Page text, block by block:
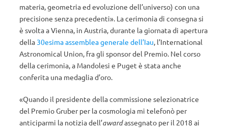
materia, geometria ed evoluzione dell’universo) con una
precisione senza precedenti». La cerimonia di consegna si
è svolta a Vienna, in Austria, durante la giornata di apertura
della 30esima assemblea generale dell’Iau, l’International
Astronomical Union, fra gli sponsor del Premio. Nel corso
della cerimonia, a Mandolesi e Puget è stata anche
conferita una medaglia d’oro.
«Quando il presidente della commissione selezionatrice
del Premio Gruber per la cosmologia mi telefonò per
anticiparmi la notizia dell’awardassegnato per il 2018 ai